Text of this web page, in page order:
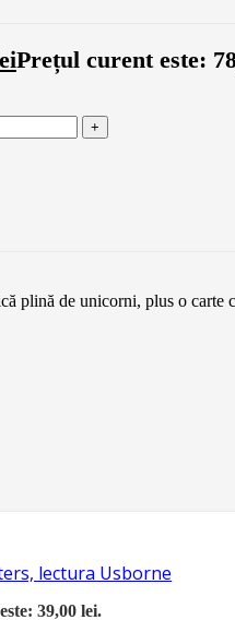
Prețul curent este:
plină de unicorni, plus o
lectura Usborne
39,00 lei.